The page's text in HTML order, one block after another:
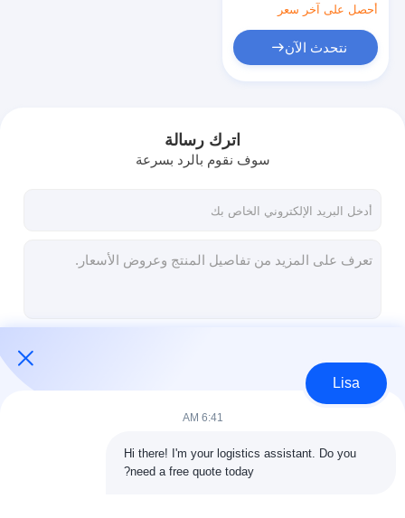
أحصل على آخر سعر
نتحدث الآن
اترك رسالة
سوف نقوم بالرد بسرعة
Lisa
6:41 AM
Hi there! I'm your logistics assistant. Do you
need a free quote today?